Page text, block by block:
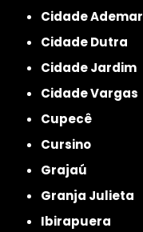
Cidade Ademar
Cidade Dutra
Cidade Jardim
Cidade Vargas
Cupecê
Cursino
Grajaú
Granja Julieta
Ibirapuera